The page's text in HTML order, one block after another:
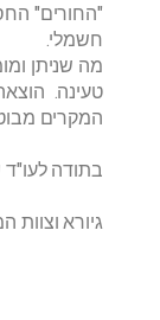
"החורים"
חשמלי.
מה שניתן
טעינה.
המקרים
בתודה לעו"ד
גיורא וצוות